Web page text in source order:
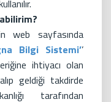
web sayfasında
Bilgi Sistemi’’
ihtiyacı olan
geldiği takdirde
tarafından